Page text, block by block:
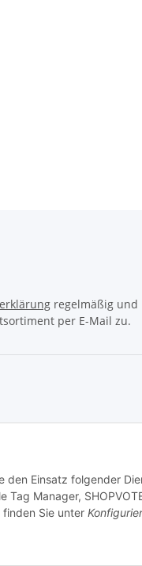
Einsatz folgender
Tag Manager,
Sie unter
regelmäßig und
per E-Mail zu.